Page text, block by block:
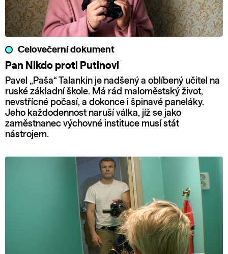
Celovečerní dokument
Pan Nikdo proti Putinovi
Pavel „Paša“ Talankin je nadšený a oblíbený učitel na
ruské základní škole. Má rád maloměstský život,
nevstřícné počasí, a dokonce i špinavé paneláky.
Jeho každodennost naruší válka, jíž se jako
zaměstnanec výchovné instituce musí stát
nástrojem.